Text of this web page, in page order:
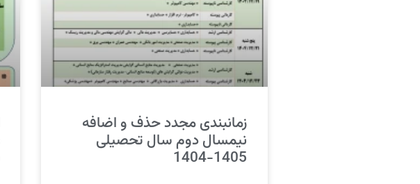
زمانبندی مجدد حذف و اضافه
نیمسال دوم سال تحصیلی
1405-1404